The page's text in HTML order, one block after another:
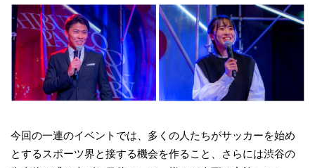
今回の一連のイベントでは、多くの人たちがサッカーを始め
とするスポーツ界と接する機会を作ること、さらには渋谷の